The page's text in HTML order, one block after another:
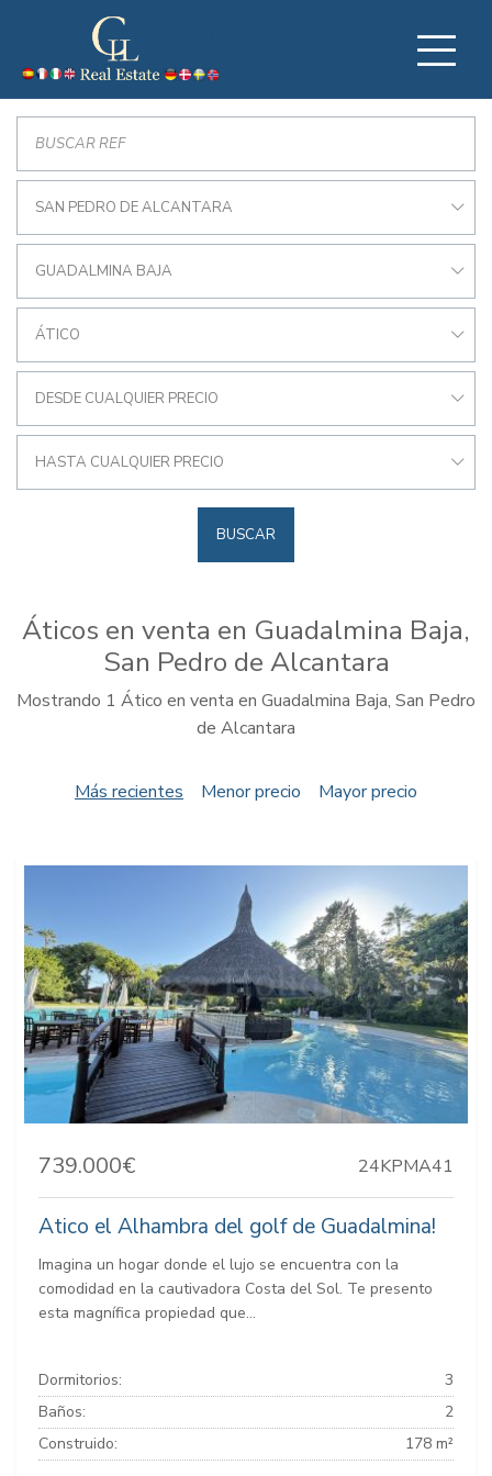
SAN PEDRO DE ALCANTARA
GUADALMINA BAJA
ÁTICO
DESDE CUALQUIER PRECIO
HASTA CUALQUIER PRECIO
BUSCAR
Áticos en venta en Guadalmina Baja,
San Pedro de Alcantara
Mostrando 1 Ático en venta en Guadalmina Baja, San Pedro
de Alcantara
Más recientes Menor precio Mayor precio
739.000€ 24KPMA41
Atico el Alhambra del golf de Guadalmina!
Imagina un hogar donde el lujo se encuentra con la
comodidad en la cautivadora Costa del Sol. Te presento
esta magnífica propiedad que...
Dormitorios:
3
Baños:
2
Construido:
178 m²